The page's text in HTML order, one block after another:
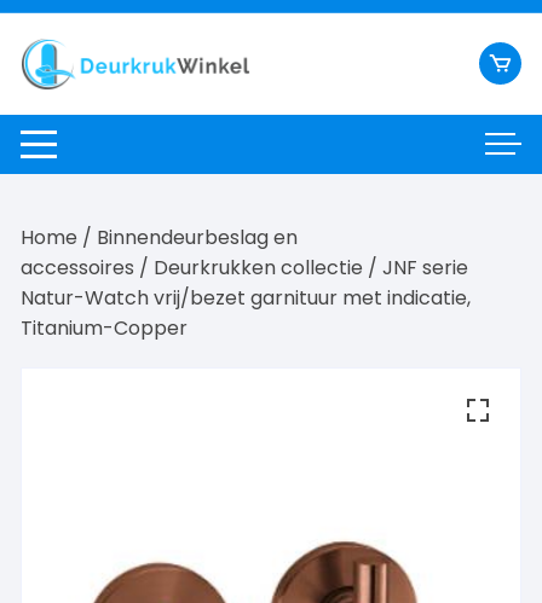
Ga
naar
inhoud
Home / Binnendeurbeslag en
accessoires / Deurkrukken collectie / JNF serie
Natur-Watch vrij/bezet garnituur met indicatie,
Titanium-Copper